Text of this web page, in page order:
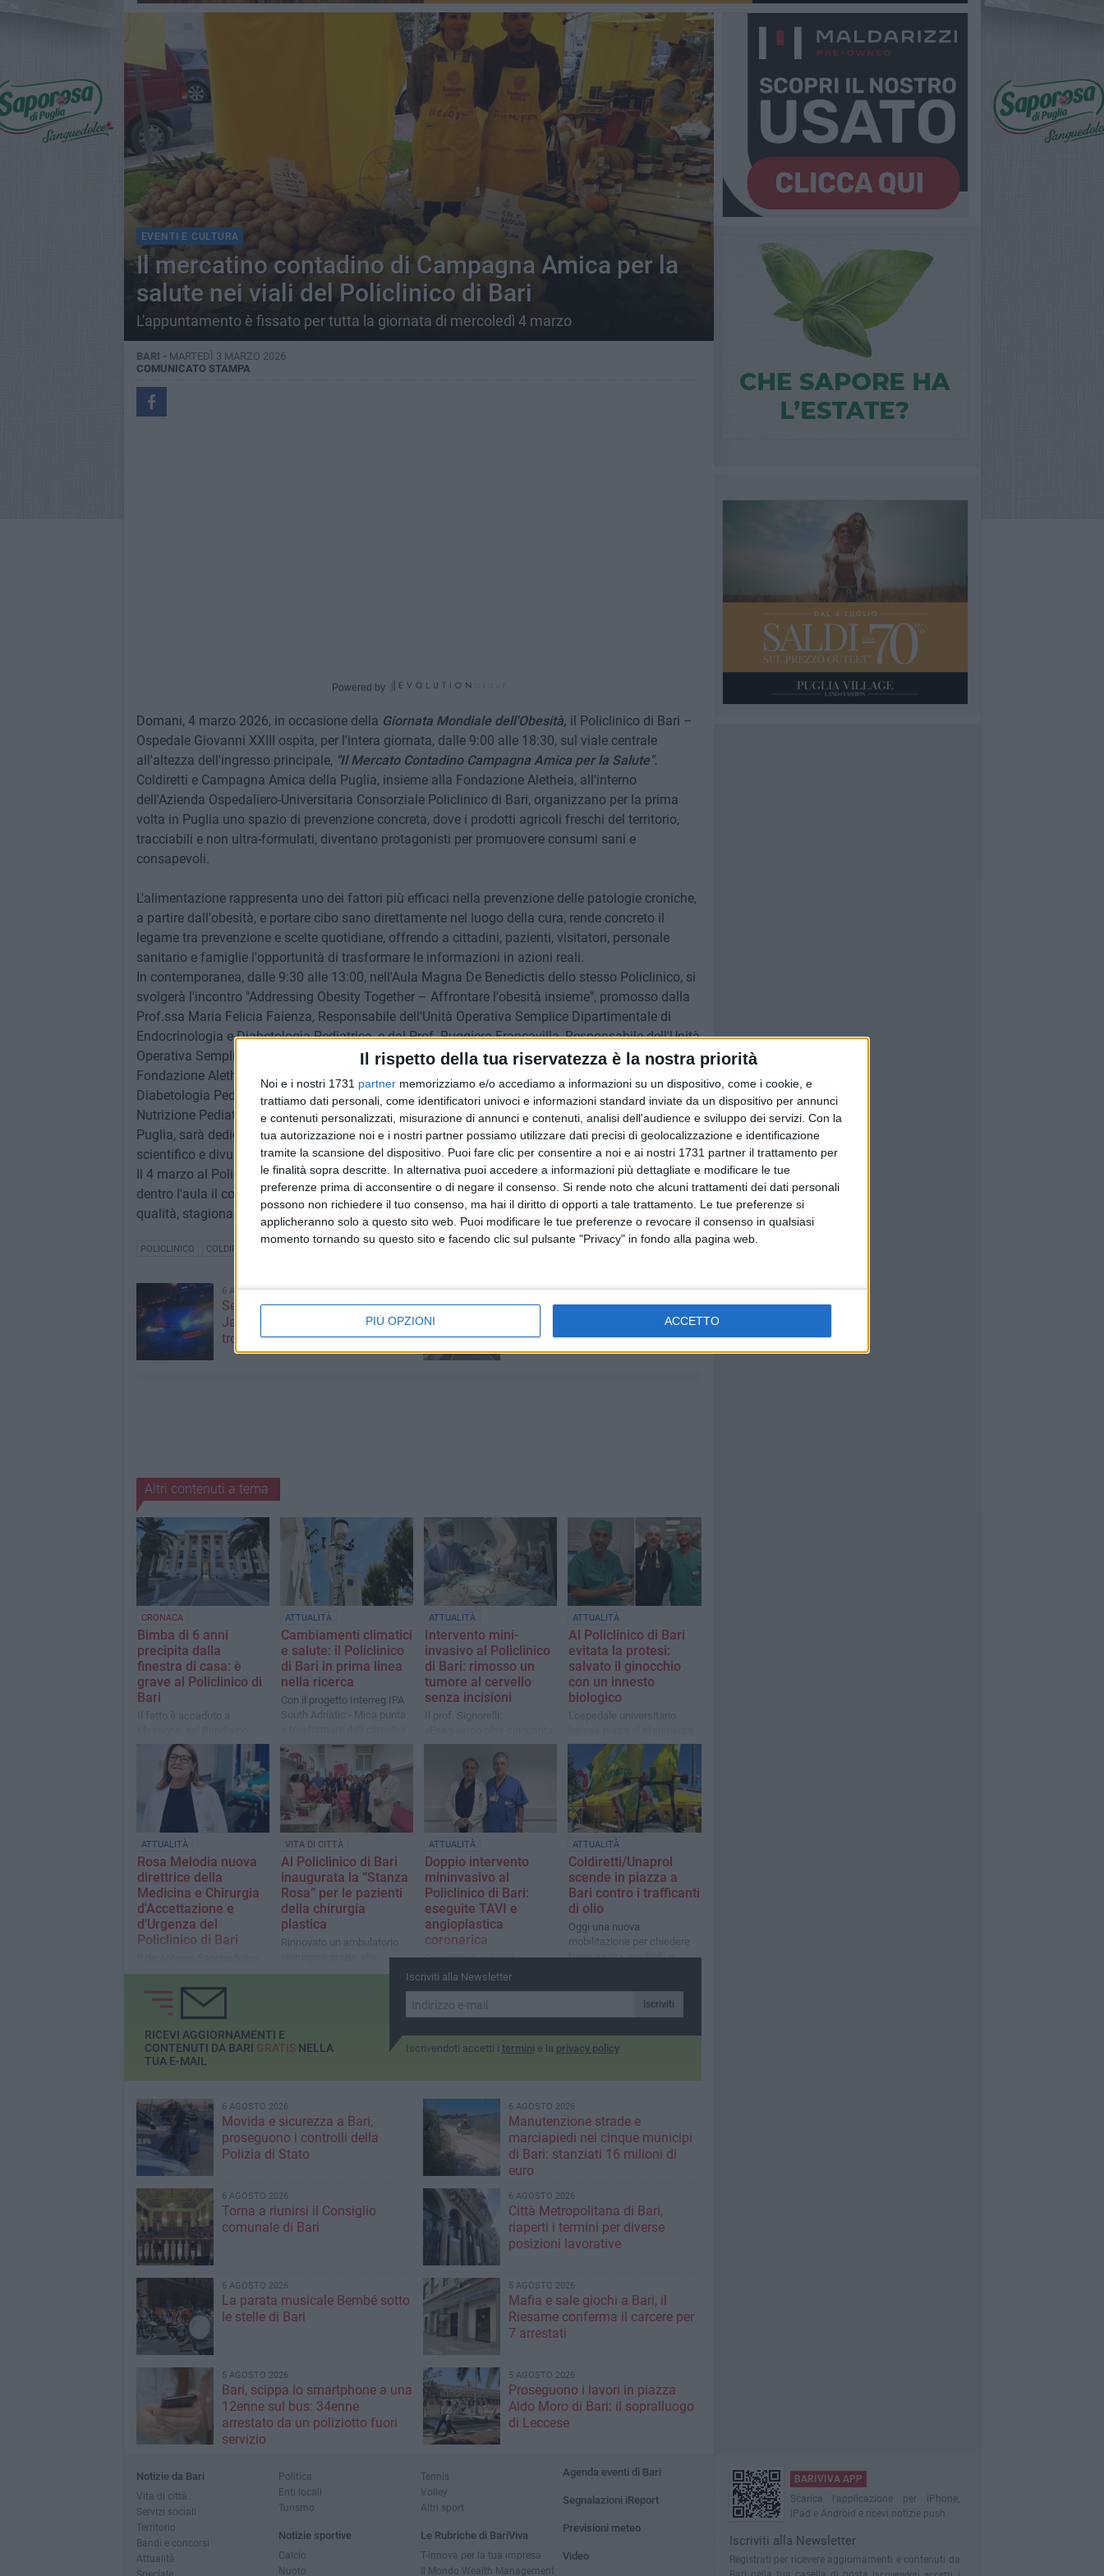
Il rispetto della tua riservatezza è la nostra priorità
Noi e i nostri 1731 partner memorizziamo e/o accediamo a informazioni su un dispositivo, come i cookie, e
trattiamo dati personali, come identificatori univoci e informazioni standard inviate da un dispositivo per annunci
e contenuti personalizzati, misurazione di annunci e contenuti, analisi dell'audience e sviluppo dei servizi. Con la
tua autorizzazione noi e i nostri partner possiamo utilizzare dati precisi di geolocalizzazione e identificazione
tramite la scansione del dispositivo. Puoi fare clic per consentire a noi e ai nostri 1731 partner il trattamento per
le finalità sopra descritte. In alternativa puoi accedere a informazioni più dettagliate e modificare le tue
preferenze prima di acconsentire o di negare il consenso. Si rende noto che alcuni trattamenti dei dati personali
possono non richiedere il tuo consenso, ma hai il diritto di opporti a tale trattamento. Le tue preferenze si
applicheranno solo a questo sito web. Puoi modificare le tue preferenze o revocare il consenso in qualsiasi
momento tornando su questo sito e facendo clic sul pulsante "Privacy" in fondo alla pagina web.
PIÙ OPZIONI ACCETTO
EVENTI E CULTURA
Il mercatino contadino di Campagna Amica per la
salute nei viali del Policlinico di Bari
L'appuntamento è fissato per tutta la giornata di mercoledì 4 marzo
BARI - MARTEDÌ 3 MARZO 2026
COMUNICATO STAMPA
Powered by
Domani, 4 marzo 2026, in occasione della Giornata Mondiale dell'Obesità, il Policlinico di Bari –
Ospedale Giovanni XXIII ospita, per l'intera giornata, dalle 9:00 alle 18:30, sul viale centrale
all'altezza dell'ingresso principale, "Il Mercato Contadino Campagna Amica per la Salute".
Coldiretti e Campagna Amica della Puglia, insieme alla Fondazione Aletheia, all'interno
dell'Azienda Ospedaliero-Universitaria Consorziale Policlinico di Bari, organizzano per la prima
volta in Puglia uno spazio di prevenzione concreta, dove i prodotti agricoli freschi del territorio,
tracciabili e non ultra-formulati, diventano protagonisti per promuovere consumi sani e
consapevoli.
L'alimentazione rappresenta uno dei fattori più efficaci nella prevenzione delle patologie croniche,
a partire dall'obesità, e portare cibo sano direttamente nel luogo della cura, rende concreto il
legame tra prevenzione e scelte quotidiane, offrendo a cittadini, pazienti, visitatori, personale
sanitario e famiglie l'opportunità di trasformare le informazioni in azioni reali.
In contemporanea, dalle 9:30 alle 13:00, nell'Aula Magna De Benedictis dello stesso Policlinico, si
svolgerà l'incontro "Addressing Obesity Together – Affrontare l'obesità insieme", promosso dalla
Prof.ssa Maria Felicia Faienza, Responsabile dell'Unità Operativa Semplice Dipartimentale di
Endocrinologia e Diabetologia Pediatrica, e dal Prof. Ruggiero Francavilla, Responsabile dell'Unità
Operativa Semplice Dipartimentale di Gastroenterologia Pediatrica, in collaborazione con la
Fondazione Aletheia. L'iniziativa, patrocinata dalla Società Italiana di Endocrinologia e
Diabetologia Pediatrica (SIEDP), dalla Società Italiana di Gastroenterologia, Epatologia e
Nutrizione Pediatrica (SIGENP), dalla Federazione Italiana Medici Pediatri (FIMP) e dalla Regione
Puglia, sarà dedicata alla prevenzione dell'obesità in età pediatrica, con un momento di confronto
scientifico e divulgativo rivolto a bambini, adolescenti e famiglie.
Il 4 marzo al Policlinico di Bari la prevenzione si gioca su due piani che si rafforzano a vicenda,
dentro l'aula il confronto tra specialisti e comunità, fuori la possibilità concreta di scegliere
qualità, stagionalità e filiera corta.
POLICLINICO COLDIRETTI PUGLIA
6 AGOSTO 2026
Segnalati colpi di pistola a
Japigia, ma i bossoli non si
trovano
6 AGOSTO 2026
Bimba di 6 anni precipita dalla
Policlinico di Bari
Altri contenuti a tema
CRONACA
Bimba di 6 anni
precipita dalla
finestra di casa: è
grave al Policlinico di
Bari
Il fatto è accaduto a
ATTUALITÀ
Cambiamenti climatici
e salute: il Policlinico
di Bari in prima linea
nella ricerca
Con il progetto Interreg IPA
South Adriatic - Mica punta
e sanitari in strumenti per
prevenire i rischi e
rafforzare la resilienza dei
sistemi sanitari
ATTUALITÀ
Intervento mini-
invasivo al Policlinico
di Bari: rimosso un
tumore al cervello
senza incisioni
Il prof. Signorelli:
procedure all'anno per
patologie dell'ipofisi,
prevalentemente di natura
tumorale»
ATTUALITÀ
Al Policlinico di Bari
evitata la protesi:
salvato il ginocchio
con un innesto
biologico
L’ospedale universitario
della ortopedia ‘moderna’:
dalla pianificazione con
modello 3D alle terapie
biologiche per evitare la
protesi nei pazienti giovani
ATTUALITÀ
Rosa Melodia nuova
direttrice della
Medicina e Chirurgia
d'Accettazione e
d'Urgenza del
Policlinico di Bari
"Affidiamo il Pronto
soccorso a una
professionista di grande
esperienza”
VITA DI CITTÀ
Al Policlinico di Bari
inaugurata la “Stanza
Rosa” per le pazienti
della chirurgia
plastica
Rinnovato un ambulatorio
donazione dell’associazione
ATTUALITÀ
Doppio intervento
mininvasivo al
Policlinico di Bari:
eseguite TAVI e
angioplastica
coronarica
Operazione salvavita
dell’equipe della cardiologia
Marco Ciccone e dall’equipe
di emodinamica di Filippo
ATTUALITÀ
Coldiretti/Unaprol
scende in piazza a
Bari contro i trafficanti
di olio
Oggi una nuova
mobilitazione per chiedere
trasparenza, controlli e
Iscriviti alla Newsletter
Iscriviti
Iscrivendoti accetti i termini e la privacy policy
RICEVI AGGIORNAMENTI E
CONTENUTI DA BARI GRATISNELLA
TUA E-MAIL
6 AGOSTO 2026
Movida e sicurezza a Bari,
proseguono i controlli della
Polizia di Stato
6 AGOSTO 2026
Manutenzione strade e
marciapiedi nei cinque municipi
di Bari: stanziati 16 milioni di
euro
6 AGOSTO 2026
Torna a riunirsi il Consiglio
comunale di Bari
6 AGOSTO 2026
Città Metropolitana di Bari,
riaperti i termini per diverse
posizioni lavorative
6 AGOSTO 2026
La parata musicale Bembé sotto
le stelle di Bari
5 AGOSTO 2026
Mafia e sale giochi a Bari, il
Riesame conferma il carcere per
7 arrestati
5 AGOSTO 2026
Bari, scippa lo smartphone a una
12enne sul bus: 34enne
arrestato da un poliziotto fuori
servizio
5 AGOSTO 2026
Proseguono i lavori in piazza
Aldo Moro di Bari: il sopralluogo
di Leccese
Notizie da Bari
Vita di città
Servizi sociali
Territorio
Bandi e concorsi
Attualità
Politica
Enti locali
Turismo
Notizie sportive
Calcio
Nuoto
Tennis
Volley
Altri sport
Le Rubriche di BariViva
T-innova per la tua impresa
Il Mondo Wealth Management
Agenda eventi di Bari
Segnalazioni iReport
Previsioni meteo
Video
BARIVIVA APP
Scarica l'applicazione per iPhone,
iPad e Android e ricevi notizie push
Iscriviti alla Newsletter
Registrati per ricevere aggiornamenti e contenuti da